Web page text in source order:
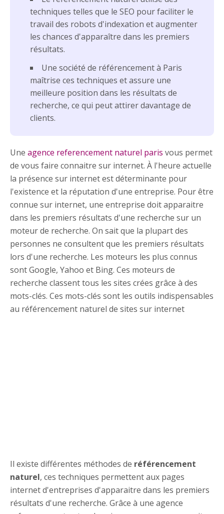
techniques telles que le SEO pour faciliter le
travail des robots d'indexation et augmenter
les chances d'apparaître dans les premiers
résultats.
Une société de référencement à Paris
maîtrise ces techniques et assure une
meilleure position dans les résultats de
recherche, ce qui peut attirer davantage de
clients.
Une agence referencement naturel paris vous permet
de vous faire connaitre sur internet. À l'heure actuelle
la présence sur internet est déterminante pour
l'existence et la réputation d'une entreprise. Pour être
connue sur internet, une entreprise doit apparaitre
dans les premiers résultats d'une recherche sur un
moteur de recherche. On sait que la plupart des
personnes ne consultent que les premiers résultats
lors d'une recherche. Les moteurs les plus connus
sont Google, Yahoo et Bing. Ces moteurs de
recherche classent tous les sites crées grâce à des
mots-clés. Ces mots-clés sont les outils indispensables
au référencement naturel de sites sur internet
Il existe différentes méthodes de référencement
naturel, ces techniques permettent aux pages
internet d'entreprises d'apparaitre dans les premiers
résultats d'une recherche. Grâce à une agence